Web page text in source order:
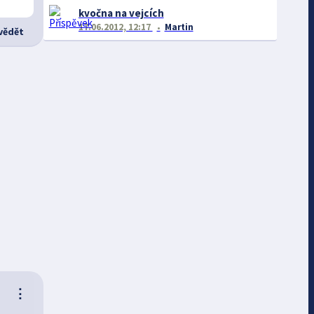
⋮
kvočna na vejcích
17.06.2012, 12:17 Martin